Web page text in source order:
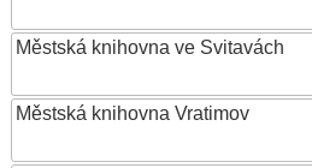
Městská knihovna ve Svitavách
Městská knihovna Vratimov